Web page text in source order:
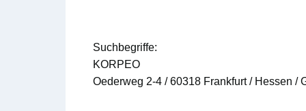
Suchbegriffe:
KORPEO
Oederweg 2-4 / 60318 Frankfurt / Hessen /